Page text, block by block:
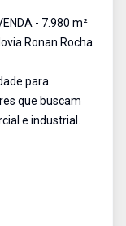
- 7.980 m²
Ronan Rocha
para
que buscam
e industrial.